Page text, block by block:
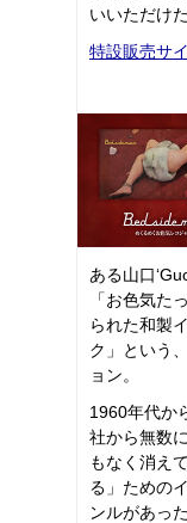
いいただけ
特設販売サ
ある山口
「お色気た
られた和製
ク」という
ョン。
1960年代か
社から無数
もなく消え
る」ための
ンルがあっ